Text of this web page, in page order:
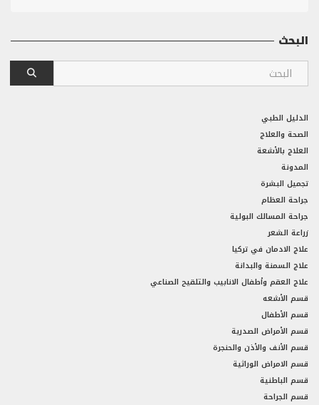
البحث
الدليل الطبي
الصحة والعلاج
العلاج بالأشعة
المدونة
تجميل البشرة
جراحة العظام
جراحة المسالك البولية
زراعة الشعر
علاج الادمان في تركيا
علاج السمنة والبدانة
علاج العقم وأطفال الانابيب والتلقيح الصناعي
قسم الأشعه
قسم الأطفال
قسم الأمراض الصدرية
قسم الأنف والأذن والحنجرة
قسم الامراض الوراثية
قسم الباطنية
قسم الجراحة